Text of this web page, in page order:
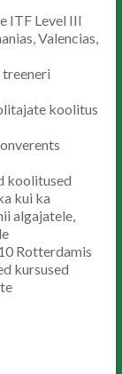
ITF Level III
Valencias,
treeneri
koolitus
koolitused
kui ka
algajatele,
Rotterdamis
kursused